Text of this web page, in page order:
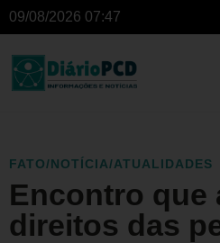
09/08/2026 07:47
FATO/NOTÍCIA/ATUALIDADES
Encontro que
direitos das